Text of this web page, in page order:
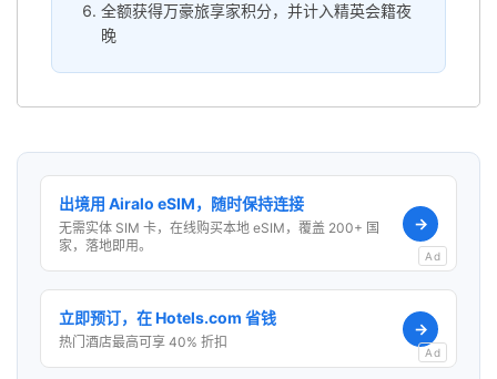
全额获得万豪旅享家积分，并计入精英会籍夜
晚
出境用 Airalo eSIM，随时保持连接
无需实体 SIM 卡，在线购买本地 eSIM，覆盖 200+ 国
家，落地即用。
→
Ad
立即预订，在 Hotels.com 省钱
热门酒店最高可享 40% 折扣
→
Ad